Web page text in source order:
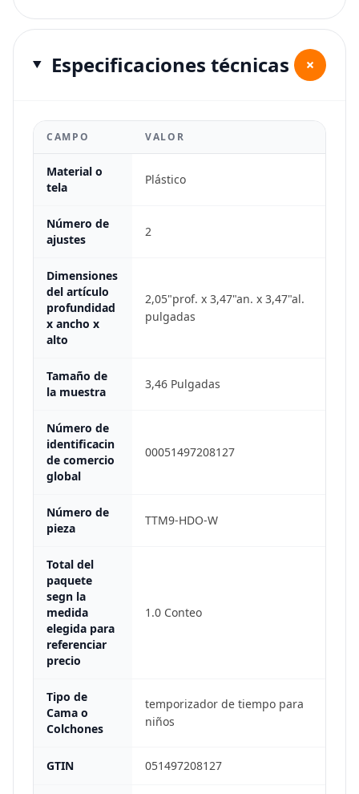
Especificaciones técnicas +
CAMPO VALOR
Material o
tela
Plástico
Número de
ajustes
2
Dimensiones
del artículo
profundidad
x ancho x
alto
2,05"prof. x 3,47"an. x 3,47"al.
pulgadas
Tamaño de
la muestra
3,46 Pulgadas
Número de
identificacin
de comercio
global
00051497208127
Número de
pieza
TTM9-HDO-W
Total del
paquete
segn la
medida
elegida para
referenciar
precio
1.0 Conteo
Tipo de
Cama o
Colchones
temporizador de tiempo para
niños
GTIN 051497208127